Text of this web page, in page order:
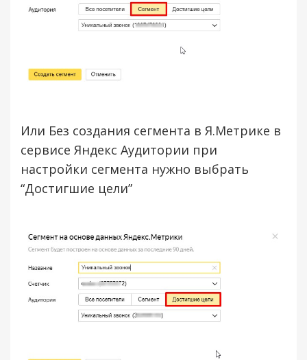
Или Без создания сегмента в Я.Метрике в
сервисе Яндекс Аудитории при
настройки сегмента нужно выбрать
“Достигшие цели”